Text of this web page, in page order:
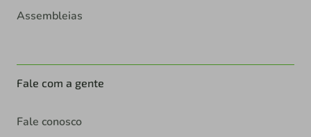
Assembleias
Fale com a gente
Fale conosco